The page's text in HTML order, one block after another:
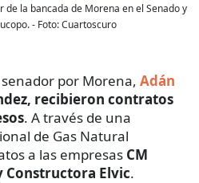
de la bancada de Morena en el Senado y
- Foto:Cuartoscuro
por Morena, Adán
recibieron contratos
. A través de una
de Gas Natural
a las empresas CM
Constructora Elvic.